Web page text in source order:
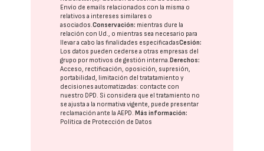
Envío de emails relacionados con la misma o
relativos a intereses similares o
asociados.Conservación: mientras dure la
relación con Ud., o mientras sea necesario para
llevar a cabo las finalidades especificadasCesión:
Los datos pueden cederse a otras empresas del
grupo por motivos de gestión interna.Derechos:
Acceso, rectificación, oposición, supresión,
portabilidad, limitación del tratatamiento y
decisiones automatizadas: contacte con
nuestro DPD. Si considera que el tratamiento no
se ajusta a la normativa vigente, puede presentar
reclamación ante laAEPD.Más información:
Política de Protección de Datos